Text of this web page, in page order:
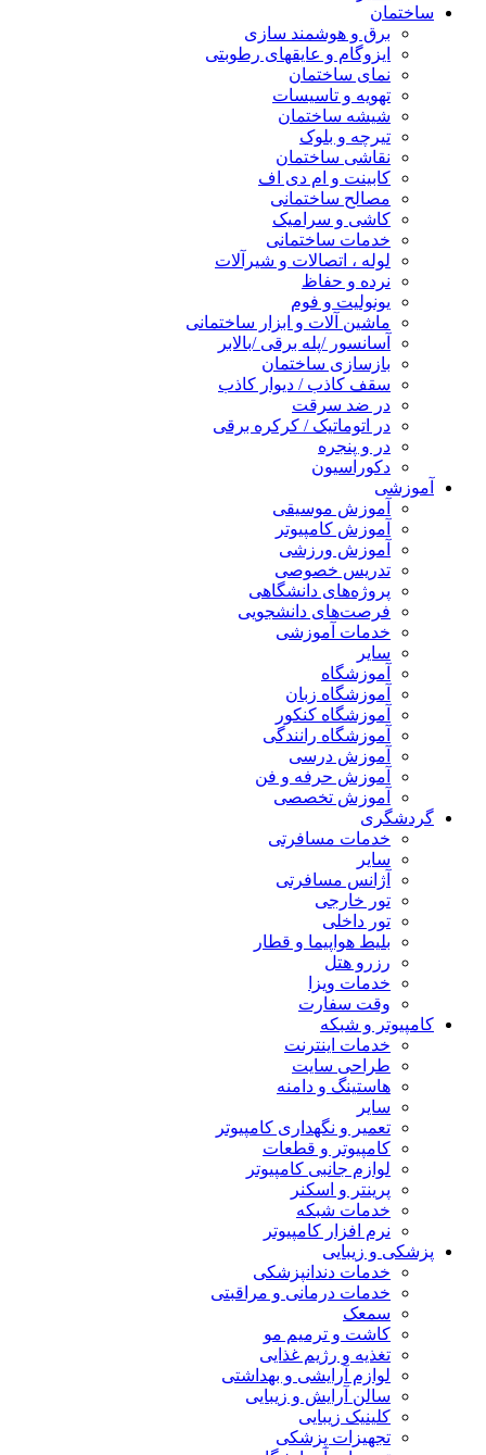
ساختمان
برق و هوشمند سازی
ایزوگام و عایقهای رطوبتی
نمای ساختمان
تهویه و تاسیسات
شیشه ساختمان
تیرچه و بلوک
نقاشی ساختمان
کابینت و ام دی اف
مصالح ساختمانی
کاشی و سرامیک
خدمات ساختمانی
لوله ، اتصالات و شیرآلات
نرده و حفاظ
یونولیت و فوم
ماشین آلات و ابزار ساختمانی
آسانسور /پله برقی /بالابر
بازسازی ساختمان
سقف کاذب / دیوار کاذب
در ضد سرقت
در اتوماتیک / کرکره برقی
در و پنجره
دکوراسیون
آموزشی
آموزش موسیقی
آموزش کامپیوتر
آموزش ورزشی
تدریس خصوصی
پروژه‌های دانشگاهی
فرصت‌های دانشجویی
خدمات آموزشی
سایر
آموزشگاه
آموزشگاه زبان
آموزشگاه کنکور
آموزشگاه رانندگی
آموزش درسی
آموزش حرفه و فن
آموزش تخصصی
گردشگری
خدمات مسافرتی
سایر
آژانس مسافرتی
تور خارجی
تور داخلی
بلیط هواپیما و قطار
رزرو هتل
خدمات ویزا
وقت سفارت
کامپیوتر و شبکه
خدمات اینترنت
طراحی سایت
هاستینگ و دامنه
سایر
تعمیر و نگهداری کامپیوتر
کامپیوتر و قطعات
لوازم جانبی کامپیوتر
پرینتر و اسکنر
خدمات شبکه
نرم افزار کامپیوتر
پزشکی و زیبایی
خدمات دندانپزشکی
خدمات درمانی و مراقبتی
سمعک
کاشت و ترمیم مو
تغذیه و رژیم غذایی
لوازم آرایشی و بهداشتی
سالن آرایش و زیبایی
کلینیک زیبایی
تجهیزات پزشکی